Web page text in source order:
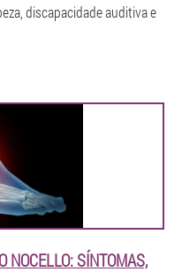
discapacidade auditiva e
NOCELLO: SÍNTOMAS,